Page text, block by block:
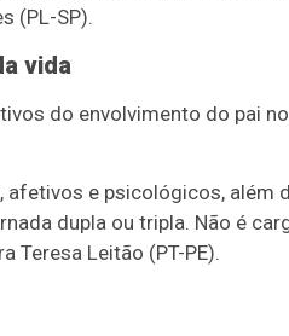
(PL-SP).
vida
do envolvimento do pai
e psicológicos, além
dupla ou tripla. Não é
Teresa Leitão (PT-PE).